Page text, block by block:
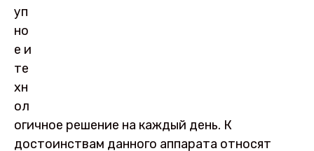
уп
но
е и
те
хн
ол
огичное решение на каждый день. К
достоинствам данного аппарата относят